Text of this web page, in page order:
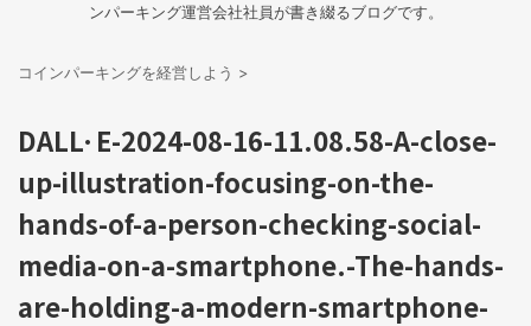
ンパーキング運営会社社員が書き綴るブログです。
コインパーキングを経営しよう >
DALL·E-2024-08-16-11.08.58-A-close-
up-illustration-focusing-on-the-
hands-of-a-person-checking-social-
media-on-a-smartphone.-The-hands-
are-holding-a-modern-smartphone-